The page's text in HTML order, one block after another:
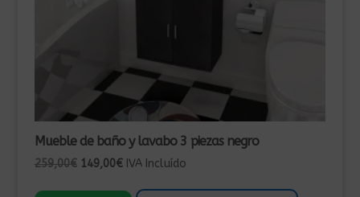
Mueble de baño y lavabo 3 piezas negro
259,00€ El
149,00€ElIVA Incluído